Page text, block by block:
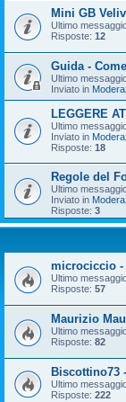
Mini GB
Ultimo
Risposte: 12
Guida -
Ultimo
Inviato in
LEGGERE
Ultimo
Inviato in
Risposte: 18
Regole del
Ultimo
Inviato in
Risposte: 3
microciccio -
Ultimo
Risposte: 57
Maurizio
Ultimo
Risposte: 82
Biscottino73
Ultimo
Risposte: 222